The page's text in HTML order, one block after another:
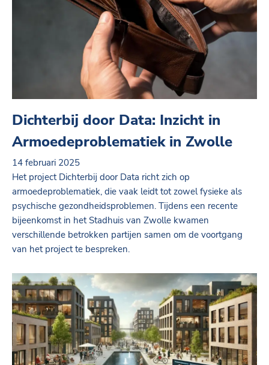
Dichterbij door Data: Inzicht in
Armoedeproblematiek in Zwolle
14 februari 2025
Het project Dichterbij door Data richt zich op
armoedeproblematiek, die vaak leidt tot zowel fysieke als
psychische gezondheidsproblemen. Tijdens een recente
bijeenkomst in het Stadhuis van Zwolle kwamen
verschillende betrokken partijen samen om de voortgang
van het project te bespreken.